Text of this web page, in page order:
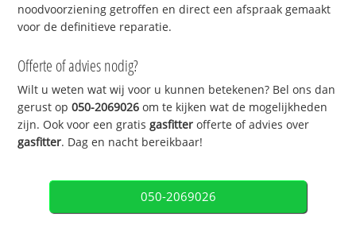
noodvoorziening getroffen en direct een afspraak gemaakt
voor de definitieve reparatie.
Offerte of advies nodig?
Wilt u weten wat wij voor u kunnen betekenen? Bel ons dan
gerust op050-2069026 om te kijken wat de mogelijkheden
zijn. Ook voor een gratisgasfitter offerte of advies over
gasfitter. Dag en nacht bereikbaar!
050-2069026